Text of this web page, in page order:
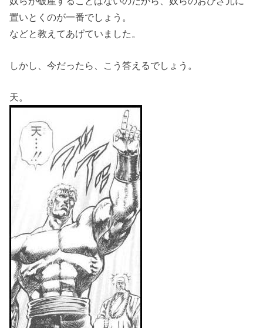
置いとくのが一番でしょう。
などと教えてあげていました。
しかし、今だったら、こう答えるでしょう。
天。